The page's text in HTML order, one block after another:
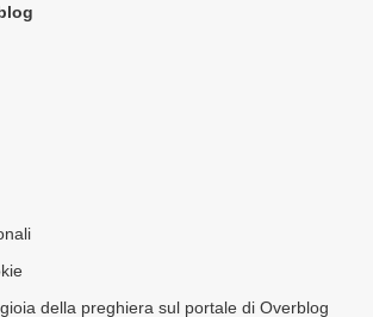
della preghiera sul portale di Overblog